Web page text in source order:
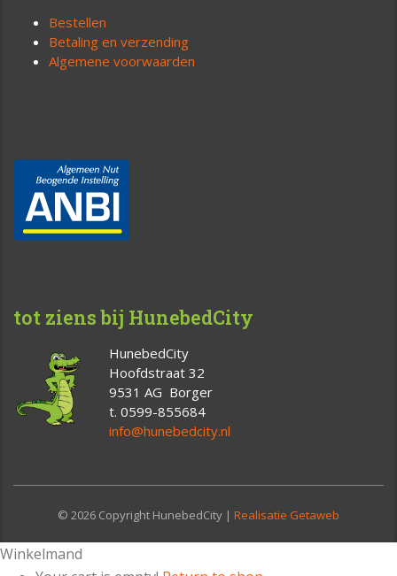
Bestellen
Betaling en verzending
Algemene voorwaarden
tot ziens bij HunebedCity
HunebedCity
Hoofdstraat 32
9531 AG Borger
t. 0599-855684
info@hunebedcity.nl
© 2026 Copyright HunebedCity | Realisatie Getaweb
Winkelmand